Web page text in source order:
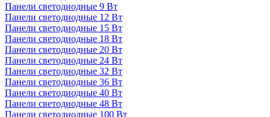
Панели светодиодные 9 Вт
Панели светодиодные 12 Вт
Панели светодиодные 15 Вт
Панели светодиодные 18 Вт
Панели светодиодные 20 Вт
Панели светодиодные 24 Вт
Панели светодиодные 32 Вт
Панели светодиодные 36 Вт
Панели светодиодные 40 Вт
Панели светодиодные 48 Вт
Панели светодиодные 100 Вт